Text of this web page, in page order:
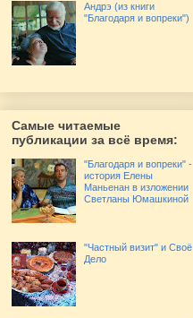
Андрэ (из книги
"Благодаря и вопреки")
Самые читаемые
публикации за всё время:
"Благодаря и вопреки" -
история Елены
Маньенан в изложении
Светланы Юмашкиной
"Частный визит" и Своё
Дело